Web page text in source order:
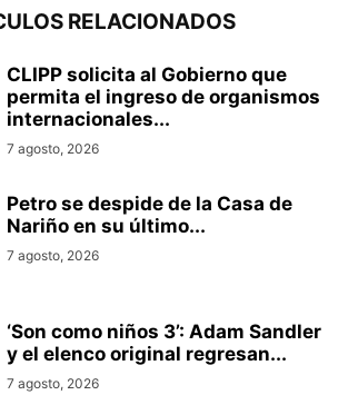
RELACIONADOS
CLIPP solicita al Gobierno que
permita el ingreso de organismos
internacionales...
7 agosto, 2026
Petro se despide de la Casa de
Nariño en su último...
7 agosto, 2026
‘Son como niños 3’: Adam Sandler
y el elenco original regresan...
7 agosto, 2026